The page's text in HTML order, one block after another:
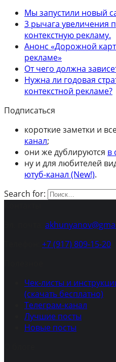
Мы запустили новый
3 рычага увеличения
контекстную рекламу.
Анонс «Дорожной
рекламе»
От чего должна
Нужна ли годовая
контекстной рекламе?
Подписаться
короткие заметки и
канал;
они же дублируются в
ну и для любителей
ютуб-канал (New!).
Search for:
+7 (917) 809-15-20
Чек-листы и
(скачать бесплатно)
Телеграм-канал
Лучшие посты
Новые посты